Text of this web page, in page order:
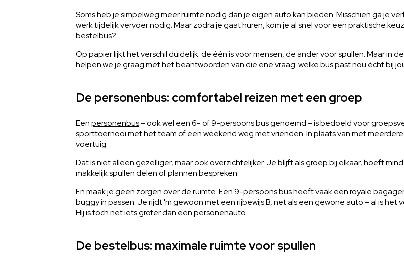
Soms heb je simpelweg meer ruimte nodig dan je eigen auto kan bieden. Misschien ga je
werk tijdelijk vervoer nodig. Maar zodra je gaat huren, kom je al snel voor een praktische
bestelbus?
Op papier lijkt het verschil duidelijk: de één is voor mensen, de ander voor spullen. Maar in
helpen we je graag met het beantwoorden van die ene vraag: welke bus past nou écht bij
De personenbus: comfortabel reizen met een groep
Eenpersonenbus– ook wel een 6- of 9-persoons bus genoemd – is bedoeld voor
sporttoernooi met het team of een weekend weg met vrienden. In plaats van met meerdere
voertuig.
Dat is niet alleen gezelliger, maar ook overzichtelijker. Je blijft als groep bij elkaar, hoeft
makkelijk spullen delen of plannen bespreken.
En maak je geen zorgen over de ruimte. Een 9-persoons bus heeft vaak een royale
buggy in passen. Je rijdt 'm gewoon met een rijbewijs B, net als een gewone auto – al is
Hij is toch net iets groter dan een personenauto.
De bestelbus: maximale ruimte voor spullen